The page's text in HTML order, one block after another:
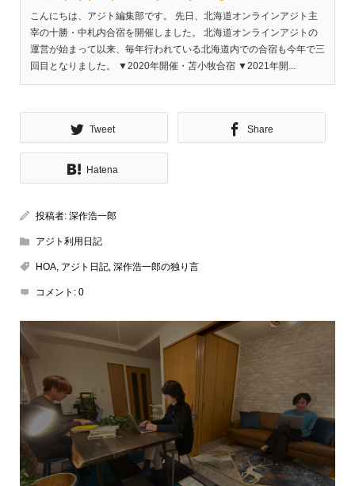
こんにちは、アジト編集部です。 先日、北海道オンラインアジト主
宰の十勝・中札内合宿を開催しました。 北海道オンラインアジトの
運営が始まって以来、毎年行われている北海道内での合宿も今年で三
回目となりました。 ▼2020年開催・苫小牧合宿 ▼2021年開...
Tweet Share
Hatena
投稿者: 深作浩一郎
アジト利用日記
HOA, アジト日記, 深作浩一郎の独り言
コメント: 0